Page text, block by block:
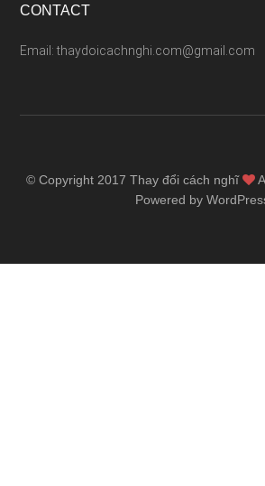
CONTACT
Email: thaydoicachnghi.com@gmail.com
© Copyright 2017 Thay đổi cách nghĩ
Powered by